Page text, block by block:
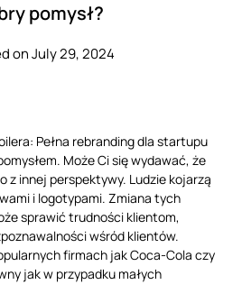
pomysł?
on July 29, 2024
Pełna rebranding dla startupu
Może Ci się wydawać, że
z innej perspektywy. Ludzie kojarzą
i logotypami. Zmiana tych
sprawić trudności klientom,
wśród klientów.
firmach jak Coca-Cola czy
jak w przypadku małych